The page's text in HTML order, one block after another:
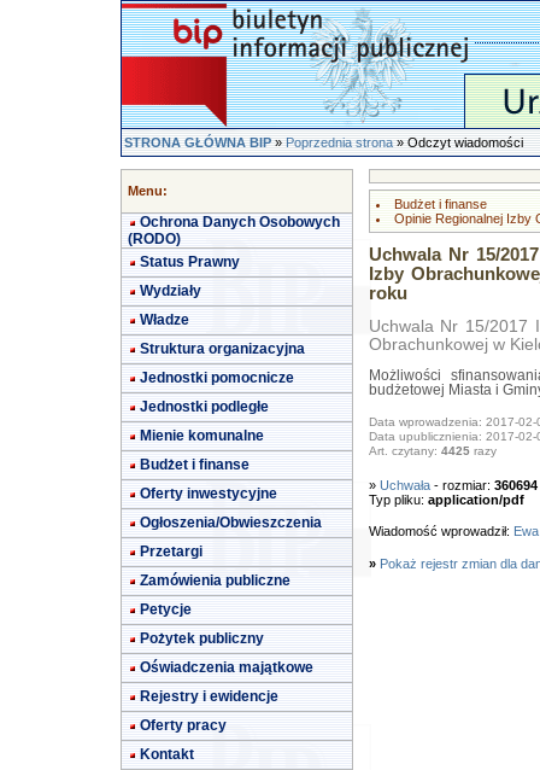
STRONA GŁÓWNA BIP»Poprzednia strona» Odczyt wiadomości
Menu:
Ochrona Danych Osobowych
(RODO)
Status Prawny
Wydziały
Władze
Struktura organizacyjna
Jednostki pomocnicze
Jednostki podległe
Mienie komunalne
Budżet i finanse
Oferty inwestycyjne
Ogłoszenia/Obwieszczenia
Przetargi
Zamówienia publiczne
Petycje
Pożytek publiczny
Oświadczenia majątkowe
Rejestry i ewidencje
Oferty pracy
Kontakt
Budżet i finanse
Opinie Regionalnej Izby
Uchwala Nr 15/
Izby
roku
Uchwala Nr 15/2017
Obrachunkowej w
Możliwości
budżetowej Miasta i
Data wprowadzenia: 2017-02-
Data upublicznienia: 2017-02-
Art. czytany: 4425razy
» Uchwała- rozmiar: 360694
Typ pliku: application/pdf
Wiadomość wprowadził:
» Pokaż rejestr zmian dla